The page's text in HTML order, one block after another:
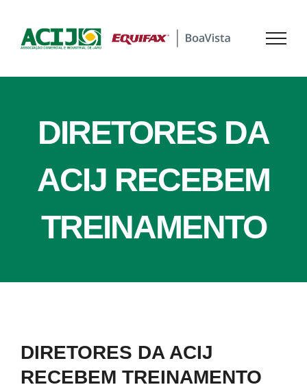
conteúdo
DIRETORES DA
ACIJ RECEBEM
TREINAMENTO
Larger
Image
DIRETORES DA ACIJ
RECEBEM TREINAMENTO